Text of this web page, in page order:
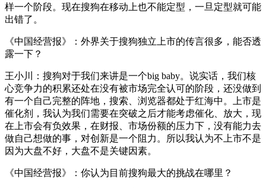
样一个阶段。现在搜狗在移动上也不能定型，一旦定型就可能
出错了。
《中国经营报》：外界关于搜狗独立上市的传言很多，能否透
露一下？
王小川：搜狗对于我们来讲是一个big baby。说实话，我们核
心竞争力的积累还处在没有被市场完全认可的阶段，还没做到
有一个自己完整的阵地，搜索、浏览器都处于红海中。上市是
催化剂，我认为我们需要在突破之后才能考虑催化、放大，现
在上市会有负效果，在财报、市场份额的压力下，没有能力去
做自己想做的事，对创新是一个阻力。所以我认为不上市不是
因为大盘不好，大盘不是关键因素。
《中国经营报》：你认为目前搜狗最大的挑战在哪里？